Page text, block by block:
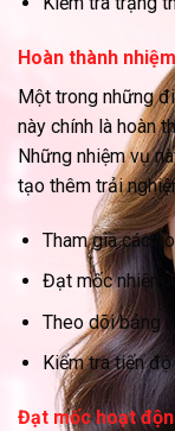
Hoàn thành
Một trong những
này chính là hoàn
Những nhiệm vụ
tạo thêm trải
Tham gia các
Đạt mốc nhiệm
Theo dõi bảng
Kiểm tra tiến
Đạt mốc hoạt